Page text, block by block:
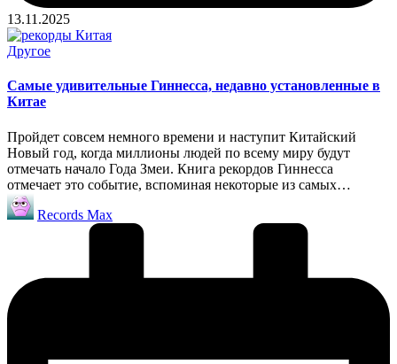
13.11.2025
Опубликовано
Другое
Самые удивительные Гиннесса, недавно установленные в
Китае
Пройдет совсем немного времени и наступит Китайский
Новый год, когда миллионы людей по всему миру будут
отмечать начало Года Змеи. Книга рекордов Гиннесса
отмечает это событие, вспоминая некоторые из самых…
Запись
от
Records Max